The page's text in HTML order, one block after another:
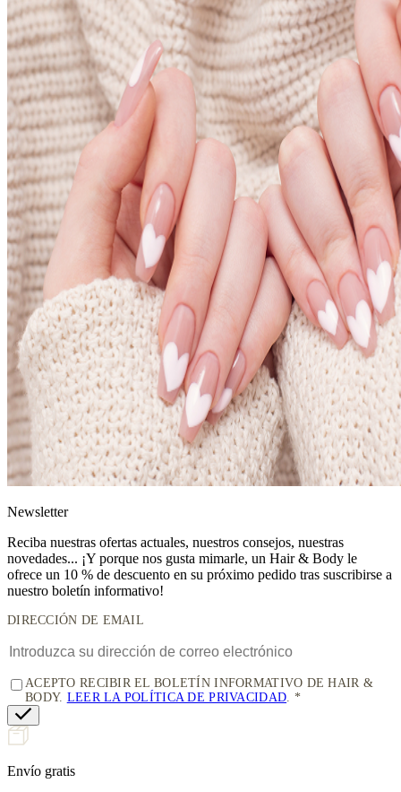
Newsletter
Reciba nuestras ofertas actuales, nuestros consejos, nuestras
novedades... ¡Y porque nos gusta mimarle, un Hair & Body le
ofrece un 10 % de descuento en su próximo pedido tras suscribirse a
nuestro boletín informativo!
DIRECCIÓN DE EMAIL
ACEPTO RECIBIR EL BOLETÍN INFORMATIVO DE HAIR &
BODY. LEER LA POLÍTICA DE PRIVACIDAD
Envío gratis